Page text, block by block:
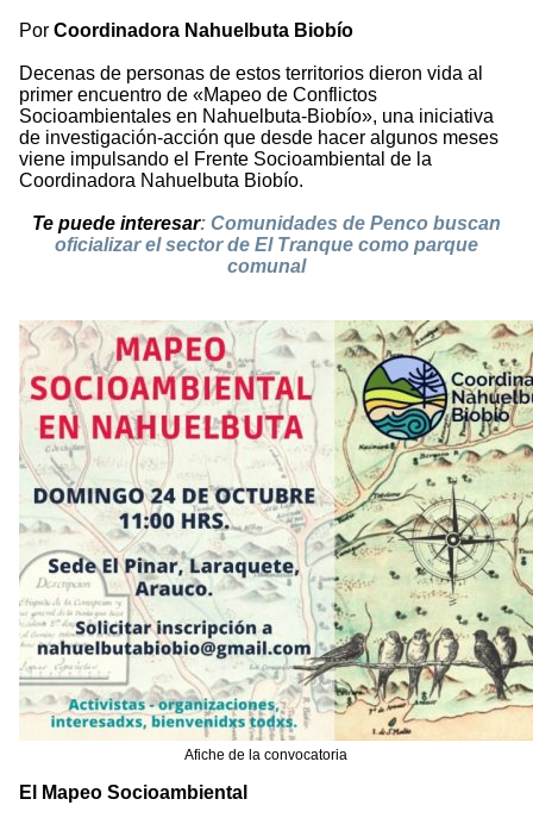
Por Coordinadora Nahuelbuta Biobío
Decenas de personas de estos territorios dieron vida al
primer encuentro de «Mapeo de Conflictos
Socioambientales en Nahuelbuta-Biobío», una iniciativa
de investigación-acción que desde hacer algunos meses
viene impulsando el Frente Socioambiental de la
Coordinadora Nahuelbuta Biobío.
Te puede interesar: Comunidades de Penco buscan
oficializar el sector de El Tranque como parque
comunal
Afiche de la convocatoria
El Mapeo Socioambiental